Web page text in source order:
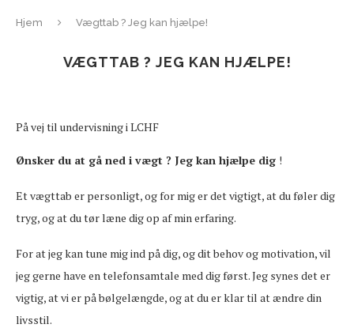
Hjem Vægttab ? Jeg kan hjælpe!
VÆGTTAB ? JEG KAN HJÆLPE!
På vej til undervisning i LCHF
Ønsker du at gå ned i vægt ? Jeg kan hjælpe dig !
Et vægttab er personligt, og for mig er det vigtigt, at du føler dig
tryg, og at du tør læne dig op af min erfaring.
For at jeg kan tune mig ind på dig, og dit behov og motivation, vil
jeg gerne have en telefonsamtale med dig først. Jeg synes det er
vigtig, at vi er på bølgelængde, og at du er klar til at ændre din
livsstil.